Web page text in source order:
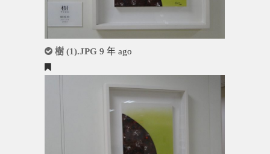
樹 (1).JPG 9 年 ago